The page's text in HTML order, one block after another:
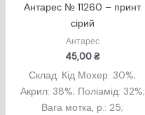
Антарес № 11260 – принт
сірий
Антарес
45,00₴
Склад: Кід Мохер: 30%;
Акрил: 38%; Поліамід: 32%;
Вага мотка, р.: 25;